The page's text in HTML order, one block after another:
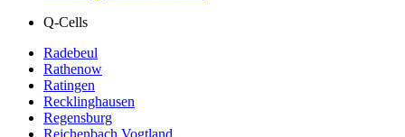
Q-Cells
Radebeul
Rathenow
Ratingen
Recklinghausen
Regensburg
Reichenbach Vogtland